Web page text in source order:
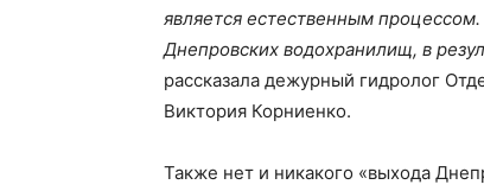
является естественным
Днепровских водохранилищ, в
рассказала дежурный гидролог
Виктория Корниенко.
Также нет и никакого «выхода